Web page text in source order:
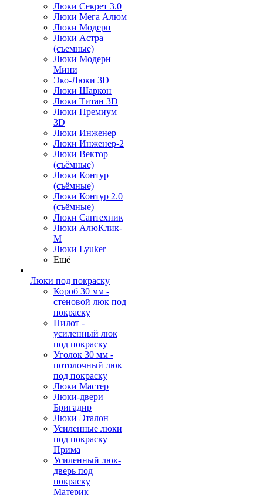
Люки Секрет 3.0
Люки Мега Алюм
Люки Модерн
Люки Астра
(съемные)
Люки Модерн
Мини
Эко-Люки 3D
Люки Шаркон
Люки Титан 3D
Люки Премиум
3D
Люки Инженер
Люки Инженер-2
Люки Вектор
(съёмные)
Люки Контур
(съёмные)
Люки Контур 2.0
(съёмные)
Люки Сантехник
Люки АлюКлик-
М
Люки Lyuker
Ещё
Люки под покраску
Короб 30 мм -
стеновой люк под
покраску
Пилот -
усиленный люк
под покраску
Уголок 30 мм -
потолочный люк
под покраску
Люки Мастер
Люки-двери
Бригадир
Люки Эталон
Усиленные люки
под покраску
Прима
Усиленный люк-
дверь под
покраску
Материк